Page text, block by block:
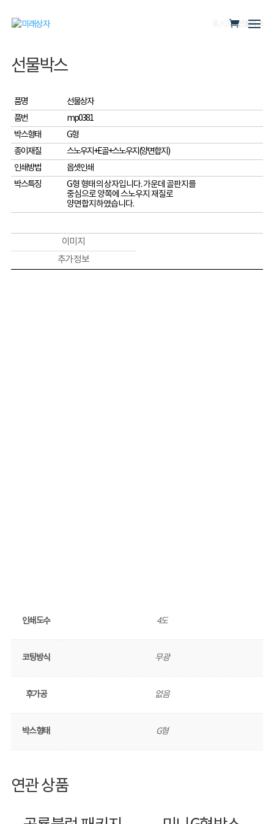
/ G형/ 선물박스
선물박스
품명
선물상자
품번
mp0381
박스형태
G형
종이재질
스노우지+E골+스노우지(양면합지)
인쇄방법
옵셋인쇄
박스특징
G형 형태의 상자입니다. 가운데 골판지를
중심으로 양쪽에 스노우지 재질로
양면합지하였습니다.
이미지
추가 정보
인쇄도수 4도
코팅방식 무광
후가공 없음
박스형태 G형
연관 상품